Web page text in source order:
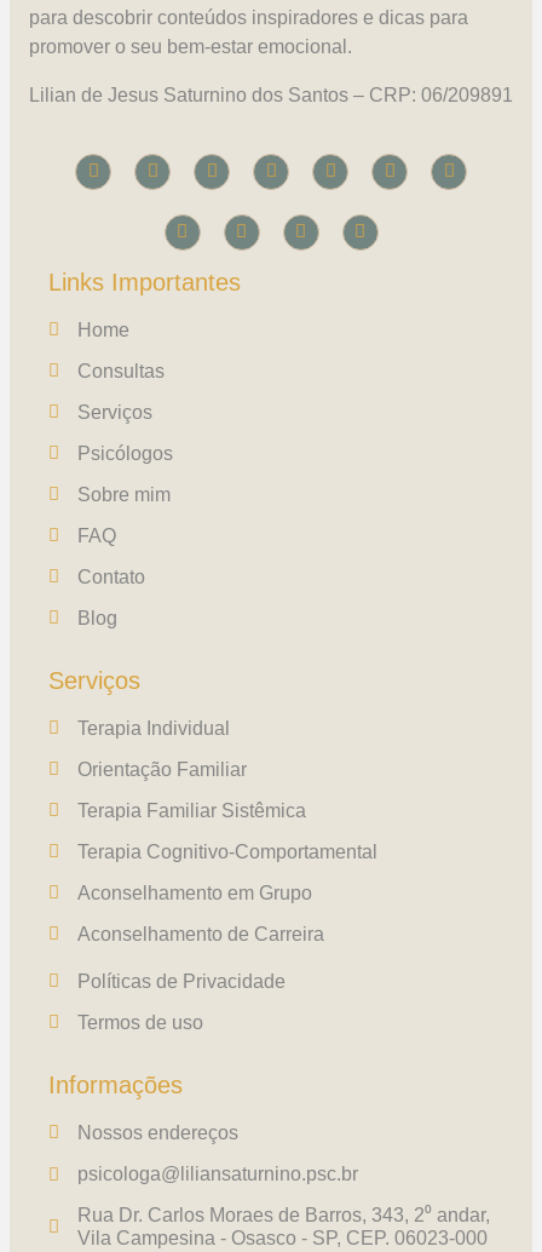
para descobrir conteúdos inspiradores e dicas para
promover o seu bem-estar emocional.
Lilian de Jesus Saturnino dos Santos – CRP: 06/209891
Links Importantes
Home
Consultas
Serviços
Psicólogos
Sobre mim
FAQ
Contato
Blog
Serviços
Terapia Individual
Orientação Familiar
Terapia Familiar Sistêmica
Terapia Cognitivo-Comportamental
Aconselhamento em Grupo
Aconselhamento de Carreira
Políticas de Privacidade
Termos de uso
Informações
Nossos endereços
psicologa@liliansaturnino.psc.br
Rua Dr. Carlos Moraes de Barros, 343, 2⁰ andar,
Vila Campesina - Osasco - SP, CEP. 06023-000